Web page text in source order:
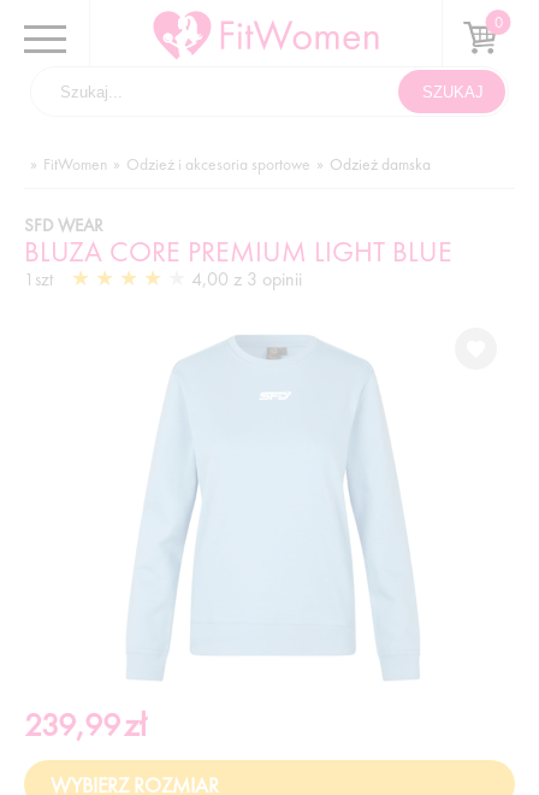
FitWomen Odzież i akcesoria sportowe Odzież damska
BLUZA CORE PREMIUM LIGHT BLUE
SFD WEAR
1szt 4,00 z 3 opinii
239,99zł